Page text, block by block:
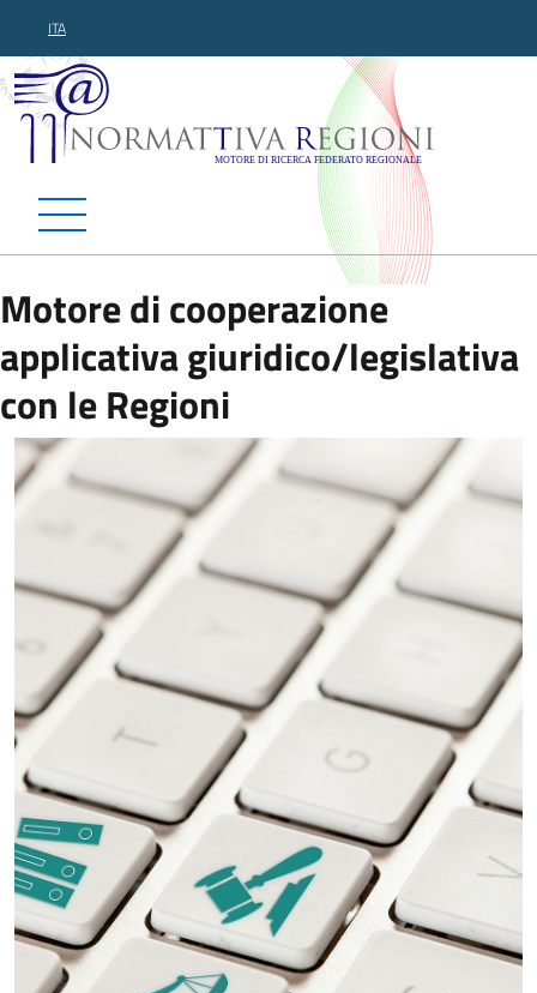
ITA
Normattiva Regioni -
Motore di cooperazione
applicativa giuridico/legislativa
con le Regioni